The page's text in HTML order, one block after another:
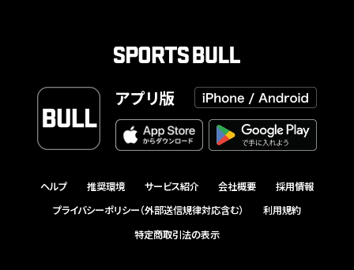
アプリ版
ヘルプ 推奨環境 サービス紹介 会社概要
採用情報
プライバシーポリシー（外部送信規律対応含む）
利用規約
特定商取引法の表示